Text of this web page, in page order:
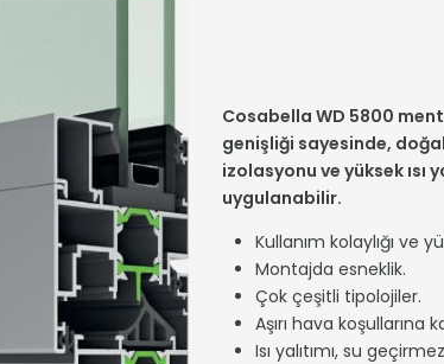
Cosabella WD 5800
genişliği sayesinde,
izolasyonu ve yüksek ısı
uygulanabilir.
Kullanım kolaylığı ve
Montajda esneklik.
Çok çeşitli tipolojiler.
Aşırı hava koşullarına
Isı yalıtımı, su